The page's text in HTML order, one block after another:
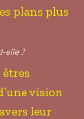
plans plus
elle ?
êtres
vision
leur